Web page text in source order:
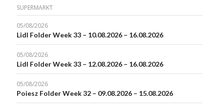
SUPERMARKT
05/08/2026
Lidl Folder Week 33 – 10.08.2026 – 16.08.2026
05/08/2026
Lidl Folder Week 33 – 12.08.2026 – 16.08.2026
05/08/2026
Poiesz Folder Week 32 – 09.08.2026 – 15.08.2026